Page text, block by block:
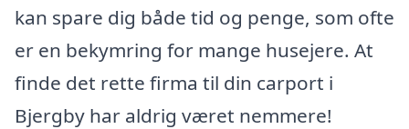
kan spare dig både tid og penge, som ofte
er en bekymring for mange husejere. At
finde det rette firma til din carport i
Bjergby har aldrig været nemmere!